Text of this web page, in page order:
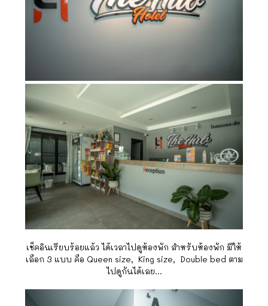
เช็คอินเรียบร้อยแล้ว ได้เวลาไปดูห้องพัก สำหรับห้องพัก มีให้
เลือก 3 แบบ คือ Queen size, King size, Double bed ตาม
ไปดูกันได้เลย…